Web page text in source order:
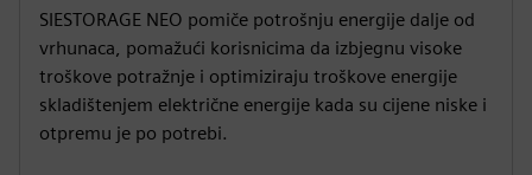
SIESTORAGE NEO pomiče potrošnju energije dalje od
vrhunaca, pomažući korisnicima da izbjegnu visoke
troškove potražnje i optimiziraju troškove energije
skladištenjem električne energije kada su cijene niske i
otpremu je po potrebi.